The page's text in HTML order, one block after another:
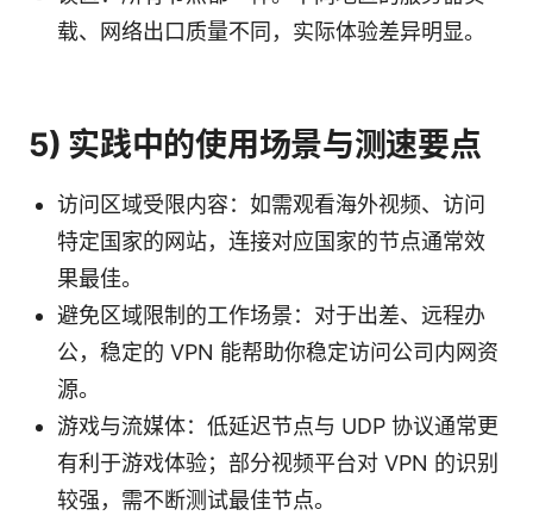
载、网络出口质量不同，实际体验差异明显。
5) 实践中的使用场景与测速要点
访问区域受限内容：如需观看海外视频、访问
特定国家的网站，连接对应国家的节点通常效
果最佳。
避免区域限制的工作场景：对于出差、远程办
公，稳定的 VPN 能帮助你稳定访问公司内网资
源。
游戏与流媒体：低延迟节点与 UDP 协议通常更
有利于游戏体验；部分视频平台对 VPN 的识别
较强，需不断测试最佳节点。